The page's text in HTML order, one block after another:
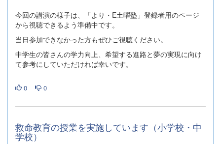
今回の講演の様子は、「より・E土曜塾」登録者用のページ
から視聴できるよう準備中です。
当日参加できなかった方もぜひご視聴ください。
中学生の皆さんの学力向上、希望する進路と夢の実現に向け
て参考にしていただければ幸いです。
0 0
救命教育の授業を実施しています（小学校・中
学校）